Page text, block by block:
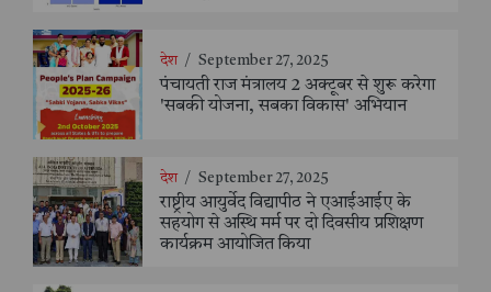
देश / September 27, 2025
पंचायती राज मंत्रालय 2 अक्टूबर से शुरू करेगा
'सबकी योजना, सबका विकास' अभियान
देश / September 27, 2025
राष्ट्रीय आयुर्वेद विद्यापीठ ने एआईआईए के
सहयोग से अस्थि मर्म पर दो दिवसीय प्रशिक्षण
कार्यक्रम आयोजित किया